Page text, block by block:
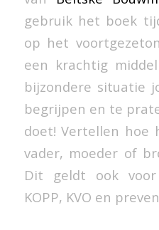
gebruik het boek
op het
een krachtig
bijzondere situatie
begrijpen en te
doet! Vertellen hoe
vader, moeder of
Dit geldt ook
KOPP, KVO en